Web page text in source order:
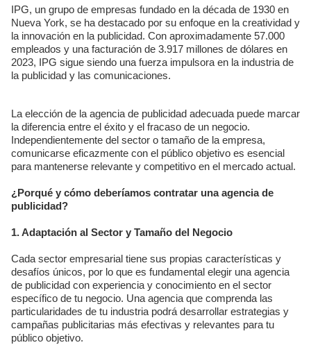
IPG, un grupo de empresas fundado en la década de 1930 en
Nueva York, se ha destacado por su enfoque en la creatividad y
la innovación en la publicidad. Con aproximadamente 57.000
empleados y una facturación de 3.917 millones de dólares en
2023, IPG sigue siendo una fuerza impulsora en la industria de
la publicidad y las comunicaciones.
La elección de la agencia de publicidad adecuada puede marcar
la diferencia entre el éxito y el fracaso de un negocio.
Independientemente del sector o tamaño de la empresa,
comunicarse eficazmente con el público objetivo es esencial
para mantenerse relevante y competitivo en el mercado actual.
¿Porqué y cómo deberíamos contratar una agencia de
publicidad?
1. Adaptación al Sector y Tamaño del Negocio
Cada sector empresarial tiene sus propias características y
desafíos únicos, por lo que es fundamental elegir una agencia
de publicidad con experiencia y conocimiento en el sector
específico de tu negocio. Una agencia que comprenda las
particularidades de tu industria podrá desarrollar estrategias y
campañas publicitarias más efectivas y relevantes para tu
público objetivo.